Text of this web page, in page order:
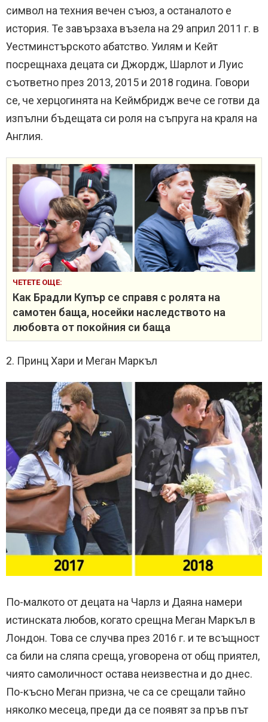
символ на техния вечен съюз, а останалото е
история. Те завързаха възела на 29 април 2011 г. в
Уестминстърското абатство. Уилям и Кейт
посрещнаха децата си Джордж, Шарлот и Луис
съответно през 2013, 2015 и 2018 година. Говори
се, че херцогинята на Кеймбридж вече се готви да
изпълни бъдещата си роля на съпруга на краля на
Англия.
ЧЕТЕТЕ ОЩЕ:
Как Брадли Купър се справя с ролята на
самотен баща, носейки наследството на
любовта от покойния си баща
2. Принц Хари и Меган Маркъл
По-малкото от децата на Чарлз и Даяна намери
истинската любов, когато срещна Меган Маркъл в
Лондон. Това се случва през 2016 г. и те всъщност
са били на сляпа среща, уговорена от общ приятел,
чиято самоличност остава неизвестна и до днес.
По-късно Меган призна, че са се срещали тайно
няколко месеца, преди да се появят за пръв път